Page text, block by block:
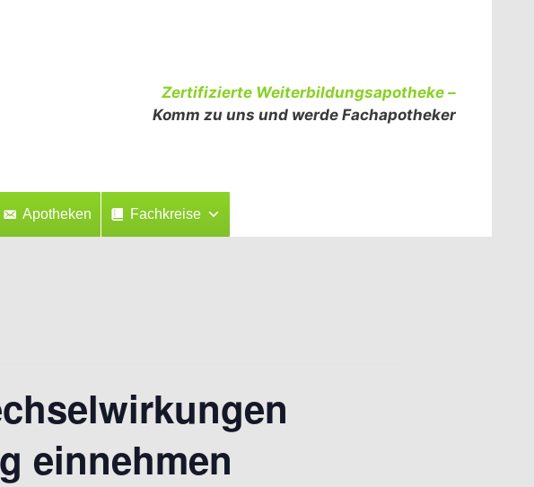
Zertifizierte Weiterbildungsapotheke –
Komm zu uns und werde Fachapotheker
Apotheken Fachkreise
einnehmen